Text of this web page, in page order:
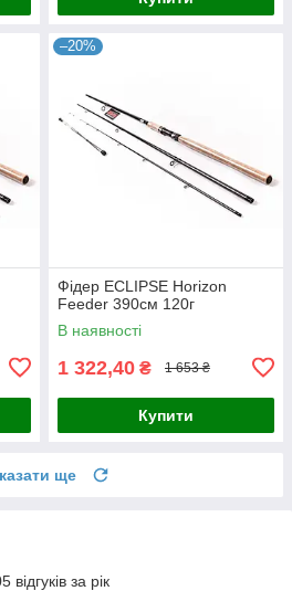
–20%
Фідер ECLIPSE Horizon
Feeder 390cм 120г
В наявності
1 322,40 ₴ 1 653 ₴
Купити
ще
за рік